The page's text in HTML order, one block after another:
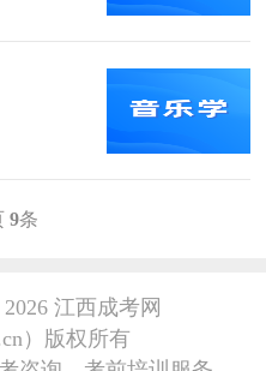
9条
2026 江西成考网
）版权所有